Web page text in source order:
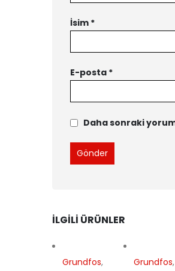
İsim *
E-posta *
Daha sonraki
İLGILI ÜRÜNLER
Grundfos,
Grundfos,